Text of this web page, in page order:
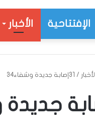
الإفتتاحية الأخبار
الأخبار / 31إصابة جديدة وشفاء34